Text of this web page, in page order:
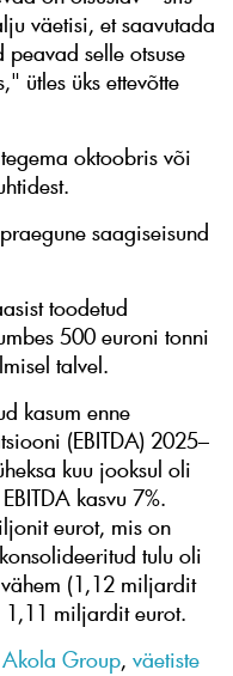
väetisi, et saavutada
selle otsuse
ütles üks ettevõtte
oktoobris või
saagiseisund
toodetud
500 euroni tonni
talvel.
kasum enne
(EBITDA) 2025–
kuu jooksul oli
kasvu 7%.
eurot, mis on
tulu oli
(1,12 miljardit
miljardit eurot.
Akola Group, väetiste